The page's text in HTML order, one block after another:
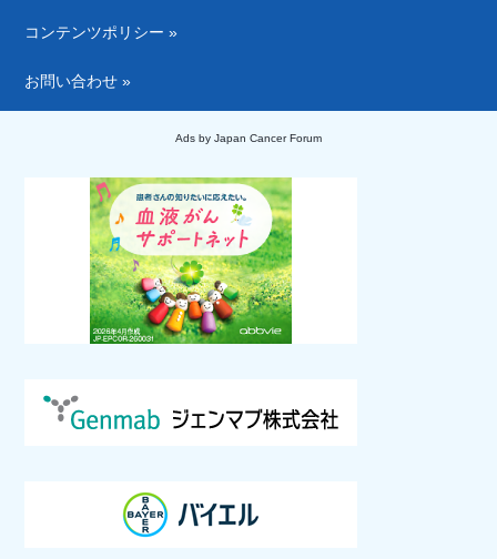
コンテンツポリシー »
お問い合わせ »
Ads by Japan Cancer Forum